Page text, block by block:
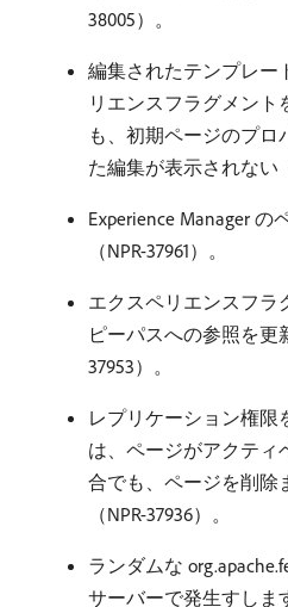
38005）。
編集されたテンプレー
リエンスフラグメント
も、初期ページのプ
た編集が表示されない
Experience Manager
（NPR-37961）。
エクスペリエンスフラ
ピーパスへの参照を更
37953）。
レプリケーション権限
は、ページがアクティ
合でも、ページを削除
（NPR-37936）。
ランダムな
サーバーで発生すしま